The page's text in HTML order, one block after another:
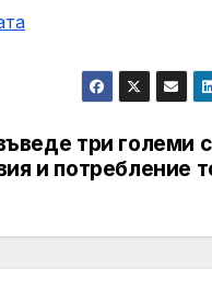
три големи
и потребление